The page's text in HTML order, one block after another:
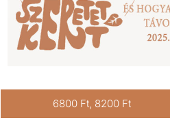
6800 Ft, 8200 Ft